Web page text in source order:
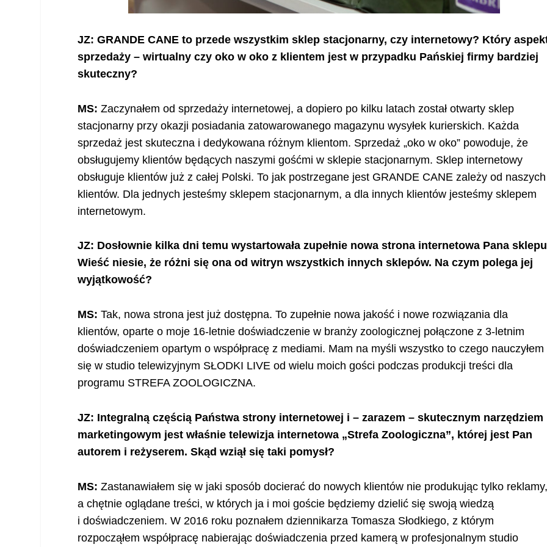
JZ: GRANDE CANE to przede wszystkim sklep stacjonarny, czy internetowy? Który
sprzedaży – wirtualny czy oko w oko z klientem jest w przypadku Pańskiej firmy bardziej
skuteczny?
MS: Zaczynałem od sprzedaży internetowej, a dopiero po kilku latach został otwarty sklep
stacjonarny przy okazji posiadania zatowarowanego magazynu wysyłek kurierskich. Każda
sprzedaż jest skuteczna i dedykowana różnym klientom. Sprzedaż „oko w oko” powoduje, że
obsługujemy klientów będących naszymi gośćmi w sklepie stacjonarnym. Sklep internetowy
obsługuje klientów już z całej Polski. To jak postrzegane jest GRANDE CANE zależy od naszych
klientów. Dla jednych jesteśmy sklepem stacjonarnym, a dla innych klientów jesteśmy sklepem
internetowym.
JZ: Dosłownie kilka dni temu wystartowała zupełnie nowa strona internetowa Pana
Wieść niesie, że różni się ona od witryn wszystkich innych sklepów. Na czym polega jej
wyjątkowość?
MS: Tak, nowa strona jest już dostępna. To zupełnie nowa jakość i nowe rozwiązania dla
klientów, oparte o moje 16-letnie doświadczenie w branży zoologicznej połączone z 3-letnim
doświadczeniem opartym o współpracę z mediami. Mam na myśli wszystko to czego nauczyłem
się w studio telewizyjnym SŁODKI LIVE od wielu moich gości podczas produkcji treści dla
programu STREFA ZOOLOGICZNA.
JZ: Integralną częścią Państwa strony internetowej i – zarazem – skutecznym narzędziem
marketingowym jest właśnie telewizja internetowa „Strefa Zoologiczna”, której jest Pan
autorem i reżyserem. Skąd wziął się taki pomysł?
MS: Zastanawiałem się w jaki sposób docierać do nowych klientów nie produkując tylko
a chętnie oglądane treści, w których ja i moi goście będziemy dzielić się swoją wiedzą
i doświadczeniem. W 2016 roku poznałem dziennikarza Tomasza Słodkiego, z którym
rozpocząłem współpracę nabierając doświadczenia przed kamerą w profesjonalnym studio